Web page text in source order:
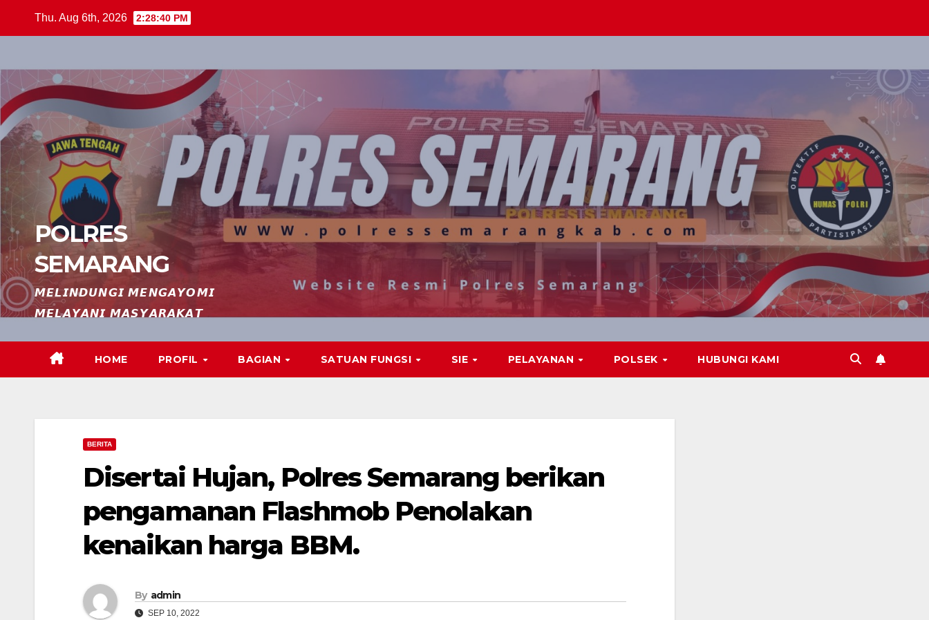
Thu. Aug 6th, 2026 2:28:41 PM
POLRES
SEMARANG
𝙈𝙀𝙇𝙄𝙉𝘿𝙐𝙉𝙂𝙄 𝙈𝙀𝙉𝙂𝘼𝙔𝙊𝙈𝙄
𝙈𝙀𝙇𝘼𝙔𝘼𝙉𝙄 𝙈𝘼𝙎𝙔𝘼𝙍𝘼𝙆𝘼𝙏
HOME PROFIL BAGIAN SATUAN FUNGSI SIE PELAYANAN POLSEK HUBUNGI KAMI
BERITA
Disertai Hujan, Polres Semarang berikan
pengamanan Flashmob Penolakan
kenaikan harga BBM.
By admin
SEP 10, 2022